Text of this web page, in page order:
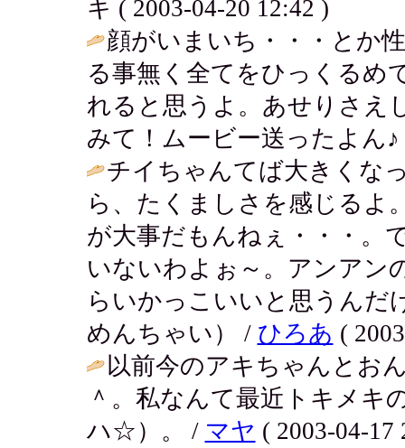
キ ( 2003-04-20 12:42 )
顔がいまいち・・・とか
る事無く全てをひっくるめ
れると思うよ。あせりさえ
みて！ムービー送ったよん♪
チイちゃんてば大きくな
ら、たくましさを感じるよ
が大事だもんねぇ・・・。
いないわよぉ～。アンアン
らいかっこいいと思うんだ
めんちゃい） / ひろあ (
以前今のアキちゃんとお
＾。私なんて最近トキメキ
ハ☆）。 / マヤ ( 2003-04-17